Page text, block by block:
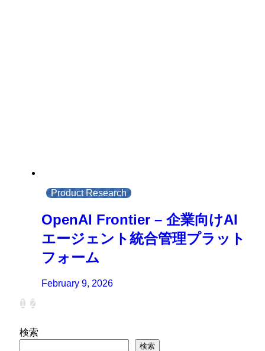
Product Research
OpenAI Frontier – 企業向けAI
エージェント統合管理プラット
フォーム
February 9, 2026
1 2
検索
検索